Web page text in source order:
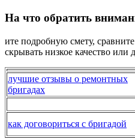
На что обратить
ите подробную смету,
скрывать низкое качество
лучшие отзывы о ремонтных
бригадах
как договориться с бригадой